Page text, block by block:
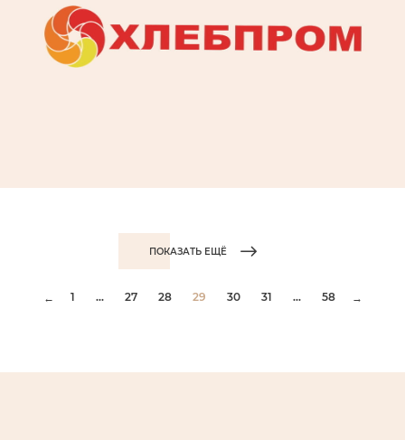
ПОКАЗАТЬ ЕЩЁ
← 1 ... 27 28 29 30 31 ... 58 →